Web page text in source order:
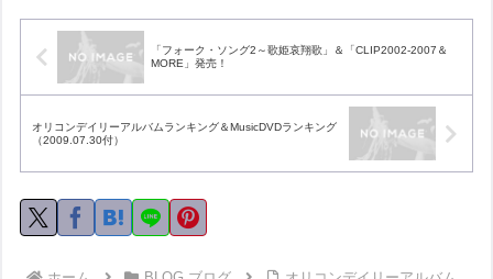
「フォーク・ソング2～歌姫哀翔歌」＆「CLIP2002-2007＆
MORE」発売！
オリコンデイリーアルバムランキング＆MusicDVDランキング
（2009.07.30付）